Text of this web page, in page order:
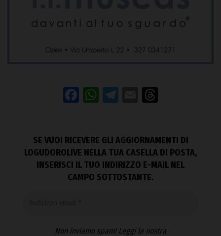
Facebook
WhatsApp
Telegram
Email
SE VUOI RICEVERE GLI AGGIORNAMENTI DI
LOGUDOROLIVE NELLA TUA CASELLA DI POSTA,
INSERISCI IL TUO INDIRIZZO E-MAIL NEL
CAMPO SOTTOSTANTE.
Non inviamo spam! Leggi la nostra